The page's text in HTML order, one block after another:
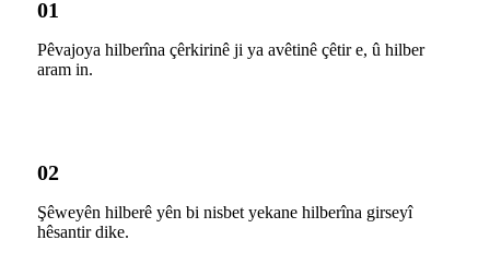
01
Pêvajoya hilberîna çêrkirinê ji ya avêtinê çêtir e, û hilber
aram in.
02
Şêweyên hilberê yên bi nisbet yekane hilberîna girseyî
hêsantir dike.